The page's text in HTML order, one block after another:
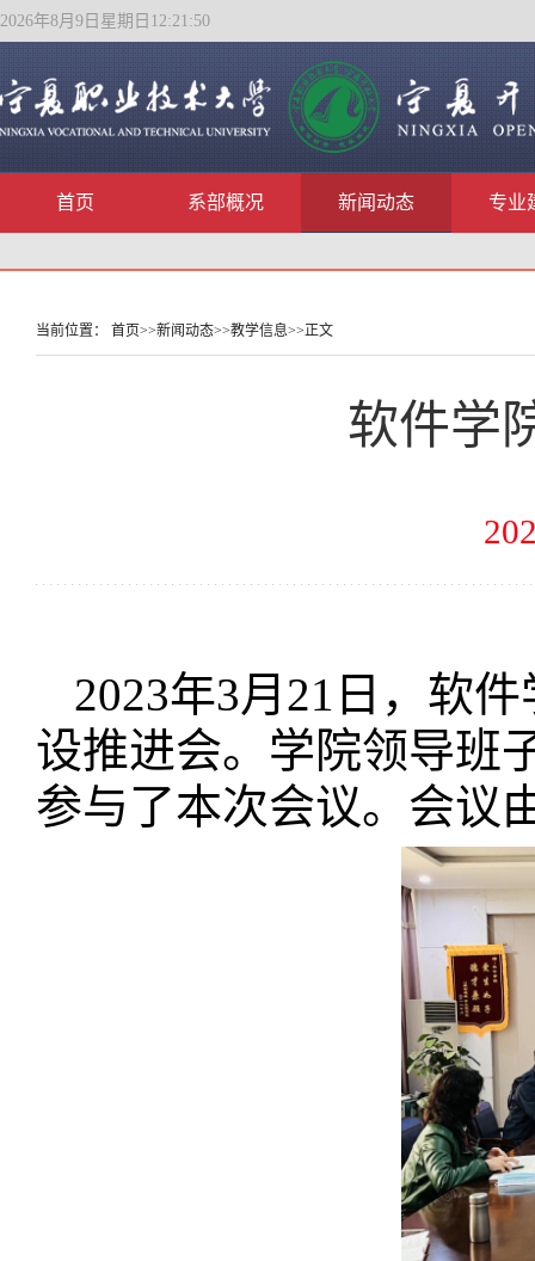
2026年8月9日星期日12:21:50
首页 系部概况 新闻动态 专业
当前位置： 首页>>新闻动态>>教学信息>>正文
软件学
2023年3月21日，软
设推进会。学院领导班
参与了本次会议。会议